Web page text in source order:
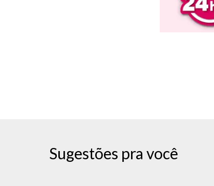
Sugestões pra você